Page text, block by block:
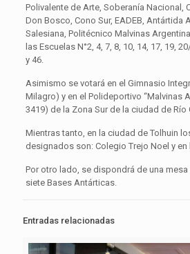
Polivalente de Arte, Soberanía Nacional,
Don Bosco, Cono Sur, EADEB, Antártida
Salesiana, Politécnico Malvinas
las Escuelas N°2, 4, 7, 8, 10, 14, 17, 19,
y 46.
Asimismo se votará en el Gimnasio
Milagro) y en el Polideportivo “Malvinas
3419) de la Zona Sur de la ciudad de Río
Mientras tanto, en la ciudad de Tolhuin
designados son: Colegio Trejo Noel y en
Por otro lado, se dispondrá de una mesa
siete Bases Antárticas.
Entradas relacionadas